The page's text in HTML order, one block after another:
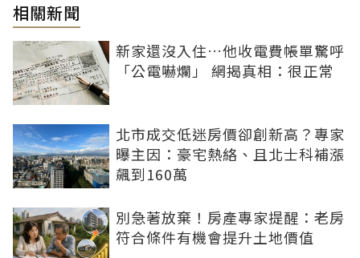
相關新聞
新家還沒入住…他收電費帳單驚呼
「公電嚇爛」 網揭真相：很正常
北市成交低迷房價卻創新高？專家
曝主因：豪宅熱絡、且北士科補漲
飆到160萬
別急著放棄！房產專家提醒：老房
符合條件有機會提升土地價值